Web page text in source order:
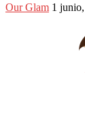
Our Glam 1